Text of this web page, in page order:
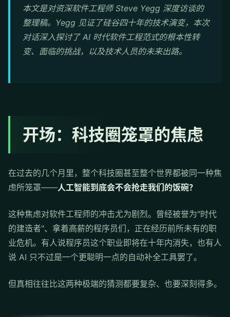
本文是对资深软件工程师 Steve Yegg 深度访谈的
整理稿。Yegg 见证了硅谷四十年的技术演变，本次
对话深入探讨了 AI 时代软件工程范式的根本性转
变、面临的挑战，以及技术人员的未来出路。
开场：科技圈笼罩的焦虑
在过去的几个月里，整个科技圈甚至整个世界都被同一种焦
虑所笼罩——人工智能到底会不会抢走我们的饭碗？
这种焦虑对软件工程师的冲击尤为剧烈。曾经被誉为"时代
的建造者"、拿着高薪的程序员们，正在经历前所未有的职
业危机。有人说程序员这个职业即将在十年内消失，也有人
说 AI 只不过是一个更聪明一点的自动补全工具罢了。
但真相往往比这两种极端的猜测都要复杂、也要深刻得多。